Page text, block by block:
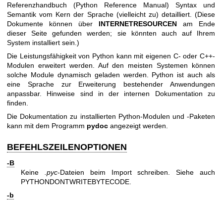
Referenzhandbuch (Python Reference Manual) Syntax und
Semantik vom Kern der Sprache (vielleicht zu) detailliert. (Diese
Dokumente können über INTERNETRESOURCEN am Ende
dieser Seite gefunden werden; sie könnten auch auf Ihrem
System installiert sein.)
Die Leistungsfähigkeit von Python kann mit eigenen C- oder C++-
Modulen erweitert werden. Auf den meisten Systemen können
solche Module dynamisch geladen werden. Python ist auch als
eine Sprache zur Erweiterung bestehender Anwendungen
anpassbar. Hinweise sind in der internen Dokumentation zu
finden.
Die Dokumentation zu installierten Python-Modulen und -Paketen
kann mit dem Programm pydoc angezeigt werden.
BEFEHLSZEILENOPTIONEN
-B
Keine
.pyc-Dateien beim Import schreiben. Siehe auch
PYTHONDONTWRITEBYTECODE.
-b